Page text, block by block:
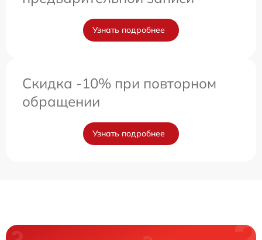
Узнать подробнее
Скидка -10% при повторном
обращении
Узнать подробнее